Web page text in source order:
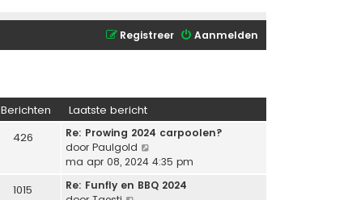
Aanmelden
Registreer
Berichten Laatste bericht
426
Re: Prowing 2024 carpoolen?
door Paulgold
e
i
ma apr 08, 2024 4:35 pm
1015
Re: Funfly en BBQ 2024